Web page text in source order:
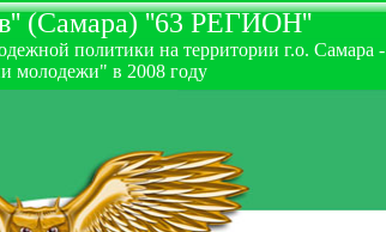
(Самара) ''63 РЕГИОН''
политики на территории г.о. Самара -
молодежи" в 2008 году